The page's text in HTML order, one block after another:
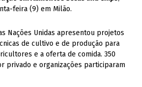
feira (9) em Milão.
Nações Unidas apresentou projetos
de cultivo e de produção para
e a oferta de comida. 350
privado e organizações participaram